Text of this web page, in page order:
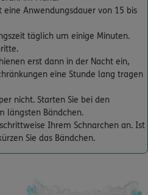
eine Anwendungsdauer von 15 bis
täglich um einige Minuten.
erst dann in der Nacht ein,
eine Stunde lang tragen
nicht. Starten Sie bei den
längsten Bändchen.
Ihrem Schnarchen an. Ist
Sie das Bändchen.